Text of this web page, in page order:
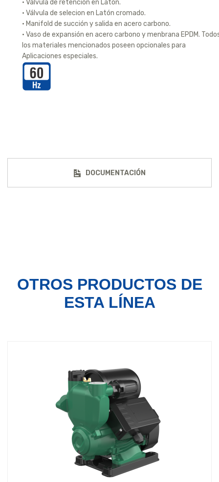
• Válvula de retención en Latón.
• Válvula de selecion en Latón cromado.
• Manifold de succión y salida en acero carbono.
• Vaso de expansión en acero carbono y menbrana EPDM.
los materiales mencionados poseen opcionales para
Aplicaciones especiales.
DOCUMENTACIÓN
OTROS PRODUCTOS DE
ESTA LÍNEA